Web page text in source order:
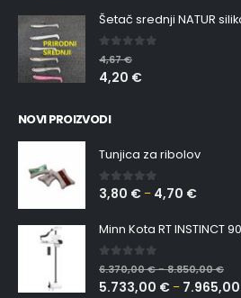
0 out of 5
4,67€
4,20 €
NOVI PROIZVODI
Tunjica za ribolov
0 out of 5
3,80 € – 4,70 €
Minn Kota RT INSTINCT
0 out of 5
6.370,00€–8.850,00€
5.733,00 € – 7.965,00